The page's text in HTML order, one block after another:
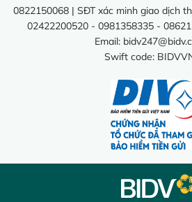
0822150068 | SĐT xác minh giao dịch
02422200520 - 0981358335 -
Email:
Swift code: